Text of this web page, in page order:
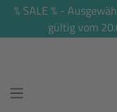
springen
% SALE % -
gültig vom